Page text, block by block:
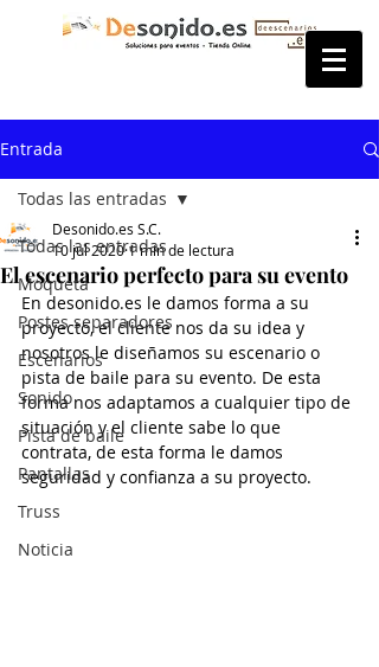
Entrada
Todas las entradas
Moqueta
Postes separadores
Escenarios
Sonido
Pista de baile
Pantallas
Truss
Noticia
Todas las entradas
El escenario perfecto para su evento
Desonido.es S.C.
10 jul 20201 min de lectura
En desonido.es le damos forma a su
proyecto, el cliente nos da su idea y
nosotros le diseñamos su escenario o
pista de baile para su evento. De esta
forma nos adaptamos a cualquier tipo de
situación y el cliente sabe lo que
contrata, de esta forma le damos
seguridad y confianza a su proyecto.